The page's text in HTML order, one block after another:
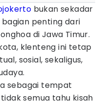
bukan sekadar
penting dari
di Jawa Timur.
klenteng ini tetap
sosial, sekaligus,
sebagai tempat
semua tahu kisah